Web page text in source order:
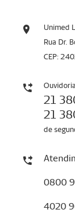
Unimed
Rua Dr.
CEP:
Ouvidoria
21
21
de
0800
4020